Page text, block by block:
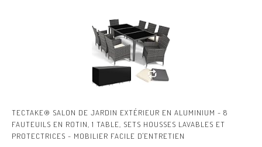
TECTAKE® SALON DE JARDIN EXTÉRIEUR EN ALUMINIUM - 8
FAUTEUILS EN ROTIN, 1 TABLE, SETS HOUSSES LAVABLES ET
PROTECTRICES - MOBILIER FACILE D'ENTRETIEN